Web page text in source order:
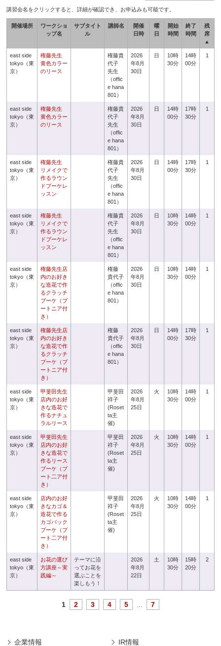
講習会名をクリックすると、詳細が確認でき、お申込みも可能です。
開催場所
ワークショ
ップ名
サブタイト
ル
講師名
開催
日時
曜
日
開始
時間
終了
時間
残
席
▲
east side
tokyo（東
京）
権藤先生
黄色カラー
のリース
権藤貴
代子
先生
（offic
e hana
801）
2026
年8月
30日
日
10時
30分
14時
00分
1
east side
tokyo（東
京）
権藤先生
黄色カラー
のリース
権藤貴
代子
先生
（offic
e hana
801）
2026
年8月
30日
日
14時
00分
17時
30分
1
east side
tokyo（東
京）
権藤先生
リメイクで
作るラウン
ドブーケレ
ッスン
権藤貴
代子
先生
（offic
e hana
801）
2026
年8月
30日
日
14時
00分
17時
30分
1
east side
tokyo（東
京）
権藤先生
リメイクで
作るラウン
ドブーケレ
ッスン
権藤貴
代子
先生
（offic
e hana
801）
2026
年8月
30日
日
10時
30分
14時
00分
1
east side
tokyo（東
京）
権藤先生店
内のお好き
な造花で作
るクラッチ
ブーケ（ブ
ートニア付
き）
権藤
貴代子
（offic
e hana
801）
2026
年8月
30日
日
10時
30分
14時
00分
1
east side
tokyo（東
京）
権藤先生店
内のお好き
な造花で作
るクラッチ
ブーケ（ブ
ートニア付
き）
権藤
貴代子
（offic
e hana
801）
2026
年8月
30日
日
14時
00分
17時
30分
1
east side
tokyo（東
京）
甲斐田先生
店内のお好
きな造花で
作るナチュ
ラルリース
甲斐田
祥子
(Roset
ta主
催)
2026
年8月
25日
火
10時
30分
14時
00分
1
east side
tokyo（東
京）
甲斐田先生
店内のお好
きな造花で
作るリース
ブーケ（ブ
ート二ア付
き）
甲斐田
祥子
(Roset
ta主
催)
2026
年8月
25日
火
10時
30分
14時
00分
1
east side
tokyo（東
京）
店内のお好
きなカゴ＆
造花で作る
カゴバック
ブーケ（ブ
ート二ア付
き）
甲斐田
祥子
(Roset
ta主
催)
2026
年8月
25日
火
10時
30分
14時
00分
1
east side
tokyo（東
京）
お花の選び
方講座～実
践編～
テーマに沿
ってお花を
選ぶことを
楽しもう！
2026
年8月
22日
土
10時
30分
15時
20分
2
1 2 3 4 5 7
企業情報 IR情報